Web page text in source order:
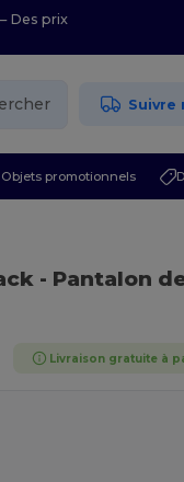
Des prix
Suivre
Objets promotionnels
- Pantalon
Livraison gratuite à